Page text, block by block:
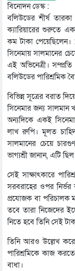
বিনোদন ডেস্ক :
বলিউডের শীর্ষ
ক্যারিয়ারের শুরুতে
কম টাকা পেয়েছিলেন।
সিনেমায় সালমানের
এই অভিনেত্রী।
বলিউডের পারিশ্রমিক
বিভিন্ন সূত্রের বরাত
সিনেমার জন্য সালমান
অন্যদিকে একই
লাখ রুপি। মূলত
সালমানের চেয়ে
ভাগ্যশ্রী জানান, এটি
সেই সাক্ষাৎকারে
সরবরাহের ওপর
প্রযোজক বা পরিচালক
তবে তারা নিজেদের
নিতে হবে তিনি সেই
তিনি আরও উল্লেখ
পারিশ্রমিকে কাজ
বাধা।